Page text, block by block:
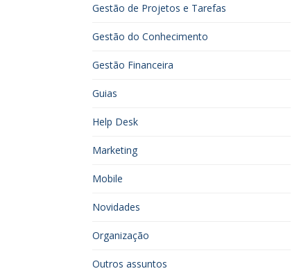
Gestão de Projetos e Tarefas
Gestão do Conhecimento
Gestão Financeira
Guias
Help Desk
Marketing
Mobile
Novidades
Organização
Outros assuntos